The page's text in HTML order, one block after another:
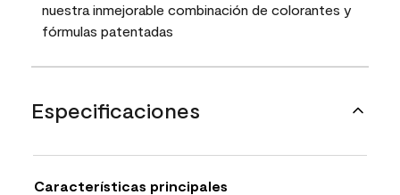
nuestra inmejorable combinación de colorantes y
fórmulas patentadas
Especificaciones
Características principales